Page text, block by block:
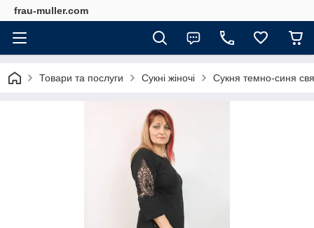
frau-muller.com
Товари та послуги Сукні жіночі Сукня темно-синя